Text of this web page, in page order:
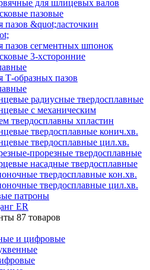
для шлицевых валов
пазовые
пазов &quot;ласточкин
пазов сегментных шпонок
3-хсторонние
Т-образных пазов
радиусные твердосплавные
с механическим
твердосплавны хпластин
твердосплавные конич.хв.
твердосплавные цил.хв.
прорезные твердосплавные
насадные твердосплавные
твердосплавные кон.хв.
твердосплавные цил.хв.
патроны
ER
87 товаров
и цифровые